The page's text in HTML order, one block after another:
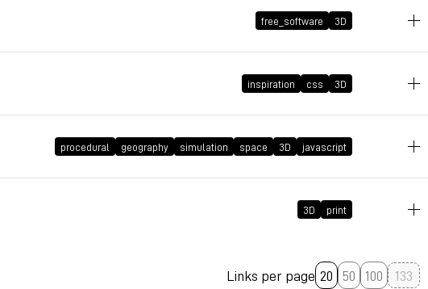
free_software 3D
inspiration css 3D
procedural geography simulation space 3D javascript
3D print
Links per page 20 50 100